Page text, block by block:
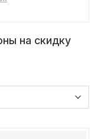
на скидку